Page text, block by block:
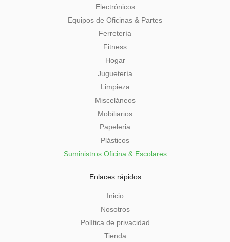
Electrónicos
Equipos de Oficinas & Partes
Ferretería
Fitness
Hogar
Juguetería
Limpieza
Misceláneos
Mobiliarios
Papeleria
Plásticos
Suministros Oficina & Escolares
Enlaces rápidos
Inicio
Nosotros
Política de privacidad
Tienda